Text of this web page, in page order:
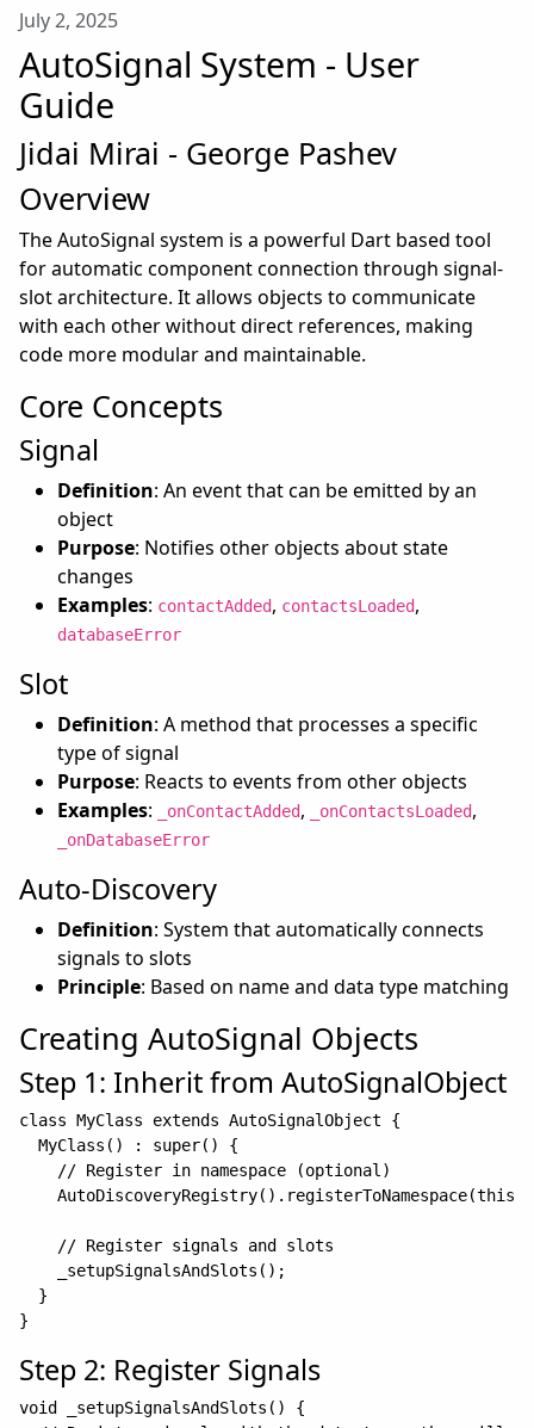
July 2, 2025
AutoSignal System - User
Guide
Jidai Mirai - George Pashev
Overview
The AutoSignal system is a powerful Dart based tool
for automatic component connection through signal-
slot architecture. It allows objects to communicate
with each other without direct references, making
code more modular and maintainable.
Core Concepts
Signal
Definition: An event that can be emitted by an
object
Purpose: Notifies other objects about state
changes
Examples: contactAdded, contactsLoaded,
databaseError
Slot
Definition: A method that processes a specific
type of signal
Purpose: Reacts to events from other objects
Examples: _onContactAdded, _onContactsLoaded,
_onDatabaseError
Auto-Discovery
Definition: System that automatically connects
signals to slots
Principle: Based on name and data type matching
Creating AutoSignal Objects
Step 1: Inherit from AutoSignalObject
class MyClass extends AutoSignalObject {
  MyClass() : super() {
    // Register in namespace (optional)
AutoDiscoveryRegistry().registerToNamespace(this,
    // Register signals and slots
    _setupSignalsAndSlots();
  }
Step 2: Register Signals
void _setupSignalsAndSlots() {